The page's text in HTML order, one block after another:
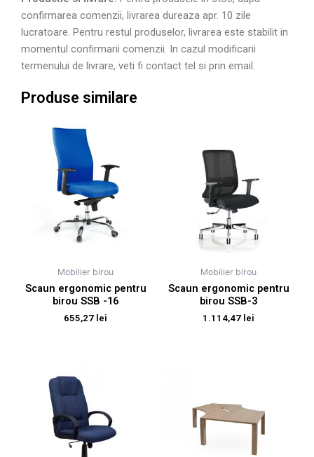
confirmarea comenzii, livrarea dureaza apr. 10 zile
lucratoare. Pentru restul produselor, livrarea este stabilit in
momentul confirmarii comenzii. In cazul modificarii
termenului de livrare, veti fi contact tel si prin email.
Produse similare
Mobilier birou
Scaun ergonomic pentru
birou SSB -16
655,27 lei
Mobilier birou
Scaun ergonomic pentru
birou SSB-3
1.114,47 lei